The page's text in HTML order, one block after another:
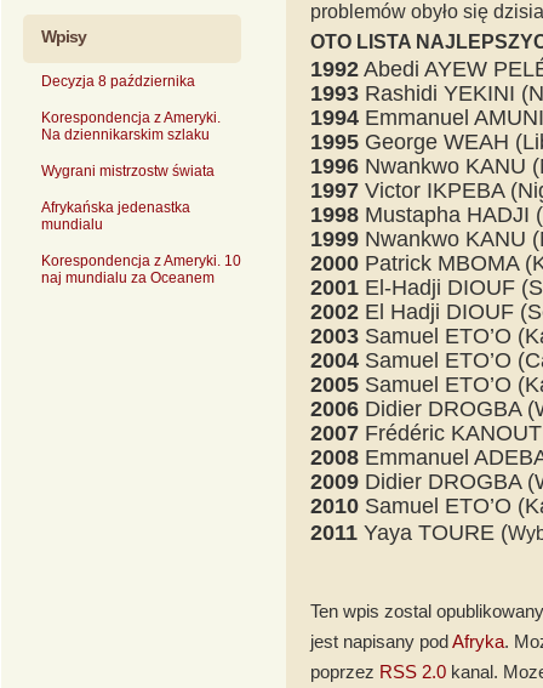
Wpisy
Decyzja 8 października
Korespondencja z Ameryki.
Na dziennikarskim szlaku
Wygrani mistrzostw świata
Afrykańska jedenastka
mundialu
Korespondencja z Ameryki. 10
naj mundialu za Oceanem
problemów obyło się
OTO LISTA
1992 Abedi AYEW
1993 Rashidi YEKINI
1994 Emmanuel
1995 George WEAH
1996 Nwankwo KANU
1997 Victor IKPEBA
1998 Mustapha HADJI
1999 Nwankwo KANU
2000 Patrick MBOMA
2001 El-Hadji DIOUF
2002 El Hadji DIOUF
2003 Samuel ETO’O
2004 Samuel ETO’O
2005 Samuel ETO’O
2006 Didier DROGBA
2007 Frédéric
2008 Emmanuel
2009 Didier DROGBA
2010 Samuel ETO’O
2011 Yaya TOURE (
Ten wpis zostal
jest napisany pod Afryka.
poprzez RSS 2.0 kanal.